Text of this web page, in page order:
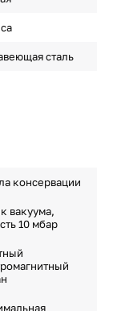
сталь
консервации
вакуума,
10 мбар